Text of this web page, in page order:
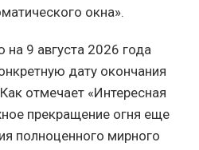
окна».
9 августа 2026 года
дату окончания
отмечает «Интересная
прекращение огня еще
полноценного мирного